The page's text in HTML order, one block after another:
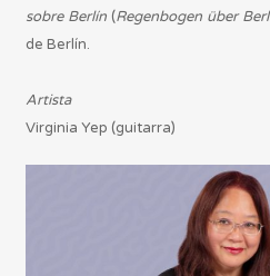
sobre Berlín (Regenbogen über
de Berlín.
Artista
Virginia Yep (guitarra)